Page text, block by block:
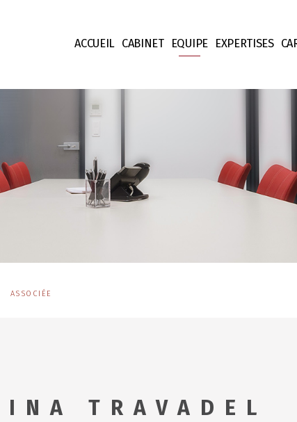
ACCUEIL CABINET
Honoraires
EQUIPE
Collaborateurs & Juristes
EXPERTISES
Droit des
Propriété
Droit Financier
Contentieux
ASSOCIÉE
TRAVADEL